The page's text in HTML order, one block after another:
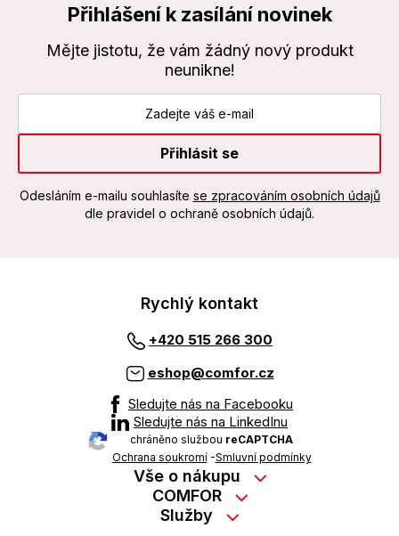
Přihlášení k zasílání novinek
Mějte jistotu, že vám žádný nový produkt
neunikne!
Přihlásit se
Odesláním e-mailu souhlasíte se zpracováním osobních údajů
dle pravidel o ochraně osobních údajů.
Rychlý kontakt
+420 515 266 300
eshop@comfor.cz
Sledujte nás na Facebooku
Sledujte nás na LinkedInu
chráněno službou reCAPTCHA
Ochrana soukromí-Smluvní podmínky
Vše o nákupu
Nákup na splátky
Možnosti platby
COMFOR
Kontakty
Služby